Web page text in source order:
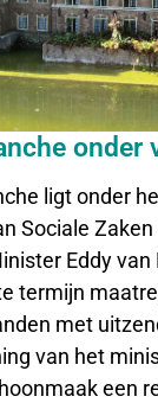
onder
ligt onder
Sociale Zaken
Eddy
termijn
met
van het
een